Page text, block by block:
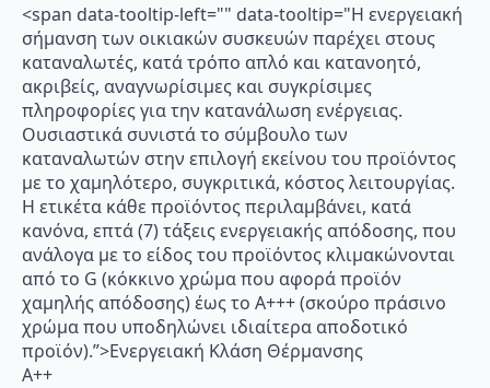
<span data-tooltip-left="" data-tooltip="Η ενεργειακή
σήμανση των οικιακών συσκευών παρέχει στους
καταναλωτές, κατά τρόπο απλό και κατανοητό,
ακριβείς, αναγνωρίσιμες και συγκρίσιμες
πληροφορίες για την κατανάλωση ενέργειας.
Ουσιαστικά συνιστά το σύμβουλο των
καταναλωτών στην επιλογή εκείνου του προϊόντος
με το χαμηλότερο, συγκριτικά, κόστος λειτουργίας.
Η ετικέτα κάθε προϊόντος περιλαμβάνει, κατά
κανόνα, επτά (7) τάξεις ενεργειακής απόδοσης, που
ανάλογα με το είδος του προϊόντος κλιμακώνονται
από το G (κόκκινο χρώμα που αφορά προϊόν
χαμηλής απόδοσης) έως το Α+++ (σκούρο πράσινο
χρώμα που υποδηλώνει ιδιαίτερα αποδοτικό
προϊόν).”>Ενεργειακή Κλάση Θέρμανσης
A++